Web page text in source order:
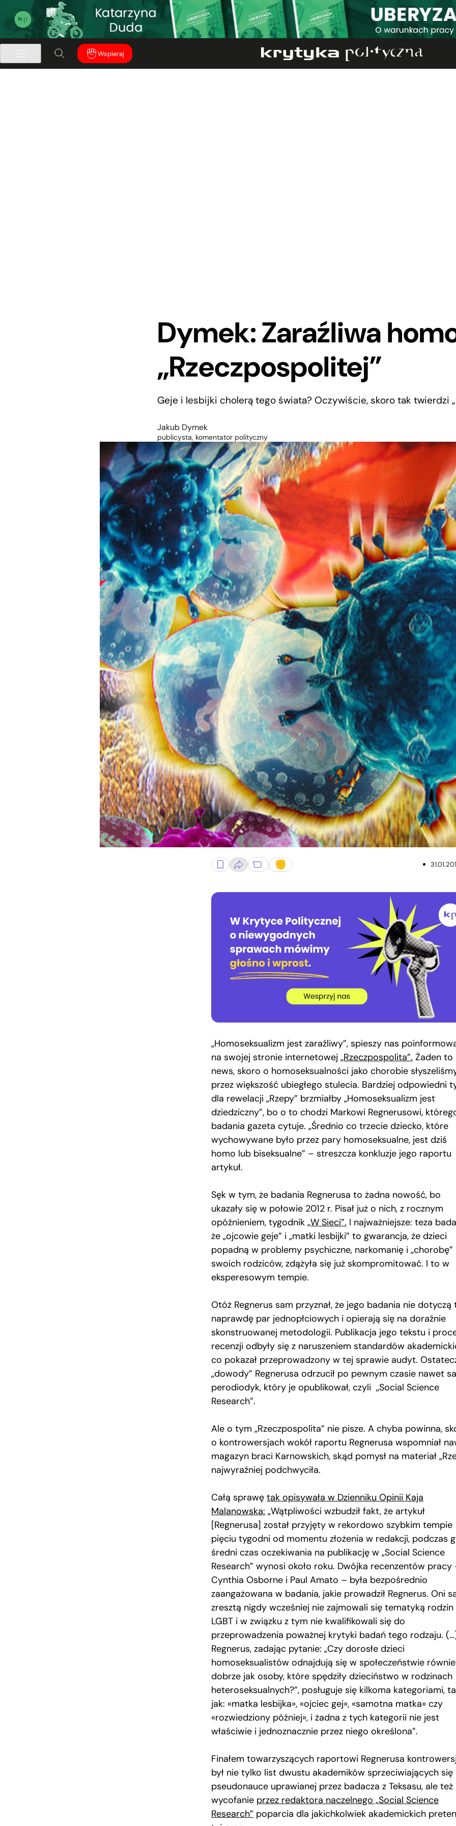
Wspieraj
Dymek: Zaraźliwa
„Rzeczpospolitej”
Geje i lesbijki cholerą tego świata? Oczywiście, skoro tak twierdzi
Jakub Dymek
publicysta, komentator polityczny
„Homoseksualizm jest zaraźliwy”, spieszy nas
na swojej stronie internetowej „Rzeczpospolita”. Żaden to
news, skoro o homoseksualności jako chorobie
przez większość ubiegłego stulecia. Bardziej odpowiedni
dla rewelacji „Rzepy” brzmiałby „Homoseksualizm jest
dziedziczny”, bo o to chodzi Markowi Regnerusowi,
badania gazeta cytuje. „Średnio co trzecie dziecko, które
wychowywane było przez pary homoseksualne, jest dziś
homo lub biseksualne” – streszcza konkluzje jego raportu
artykuł.
Sęk w tym, że badania Regnerusa to żadna nowość, bo
ukazały się w połowie 2012 r. Pisał już o nich, z rocznym
opóźnieniem, tygodnik „W Sieci”. I najważniejsze: teza
że „ojcowie geje” i „matki lesbijki” to gwarancja, że dzieci
popadną w problemy psychiczne, narkomanię i „chorobę”
swoich rodziców, zdążyła się już skompromitować. I to w
eksperesowym tempie.
Otóż Regnerus sam przyznał, że jego badania nie dotyczą
naprawdę par jednopłciowych i opierają się na doraźnie
skonstruowanej metodologii. Publikacja jego tekstu i
recenzji odbyły się z naruszeniem standardów
co pokazał przeprowadzony w tej sprawie audyt.
„dowody” Regnerusa odrzucił po pewnym czasie nawet
perodiodyk, który je opublikował, czyli „Social Science
Research”.
Ale o tym „Rzeczpospolita” nie pisze. A chyba powinna,
o kontrowersjach wokół raportu Regnerusa wspomniał
magazyn braci Karnowskich, skąd pomysł na materiał
najwyraźniej podchwyciła.
Całą sprawę tak opisywała w Dzienniku Opinii Kaja
Malanowska: „Wątpliwości wzbudził fakt, że artykuł
[Regnerusa] został przyjęty w rekordowo szybkim tempie
pięciu tygodni od momentu złożenia w redakcji, podczas
średni czas oczekiwania na publikację w „Social Science
Research” wynosi około roku. Dwójka recenzentów pracy
Cynthia Osborne i Paul Amato – była bezpośrednio
zaangażowana w badania, jakie prowadził Regnerus. Oni
zresztą nigdy wcześniej nie zajmowali się tematyką rodzin
LGBT i w związku z tym nie kwalifikowali się do
przeprowadzenia poważnej krytyki badań tego rodzaju.
Regnerus, zadając pytanie: „Czy dorosłe dzieci
homoseksualistów odnajdują się w społeczeństwie równie
dobrze jak osoby, które spędziły dzieciństwo w rodzinach
heteroseksualnych?”, posługuje się kilkoma kategoriami,
jak: «matka lesbijka», «ojciec gej», «samotna matka» czy
«rozwiedziony później», i żadna z tych kategorii nie jest
właściwie i jednoznacznie przez niego określona”.
Finałem towarzyszących raportowi Regnerusa
był nie tylko list dwustu akademików sprzeciwiających się
pseudonauce uprawianej przez badacza z Teksasu, ale też
wycofanie przez redaktora naczelnego „Social Science
Research” poparcia dla jakichkolwiek akademickich